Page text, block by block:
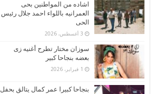
اشاده من المواطنين بحى
العمرانيه باللواء احمد جلال رئيس
الحى
3 أغسطس، 2026
سوزان مختار تطرح أغنيه زى
بعضه بنجاحا كبير
1 فبراير، 2026
بنجاحا كبيرا عمر كمال يتالق بحفل